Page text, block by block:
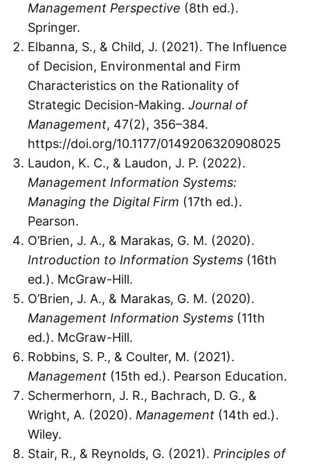
Management Perspective (8th ed.).
Springer.
Elbanna, S., & Child, J. (2021). The Influence
of Decision, Environmental and Firm
Characteristics on the Rationality of
Strategic Decision‐Making.Journal of
Management, 47(2), 356–384.
https://doi.org/10.1177/0149206320908025
Laudon, K. C., & Laudon, J. P. (2022).
Management Information Systems:
Managing the Digital Firm (17th ed.).
Pearson.
O’Brien, J. A., & Marakas, G. M. (2020).
Introduction to Information Systems (16th
ed.). McGraw-Hill.
O’Brien, J. A., & Marakas, G. M. (2020).
Management Information Systems (11th
ed.). McGraw-Hill.
Robbins, S. P., & Coulter, M. (2021).
Management (15th ed.). Pearson Education.
Schermerhorn, J. R., Bachrach, D. G., &
Wright, A. (2020). Management (14th ed.).
Wiley.
Stair, R., & Reynolds, G. (2021). Principles of